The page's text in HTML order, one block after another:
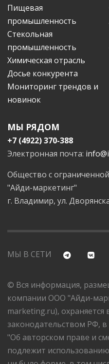
Пищевая
промышленность
Стекольная
промышленность
Химическая отрасль
Досье конкурента
Мониторинг трендов и
новинок
МЫ РЯДОМ
+7 (4922) 370-388
Электронная почта:
Общество с
"Айди-маркетинг"
г. Владимир, ул.
МЫ В СЕТИ
© Вся информация,
компании ООО "Айди-
marketing.ru), охраняется
законодательством РФ,
"Об авторском праве и
подлежит